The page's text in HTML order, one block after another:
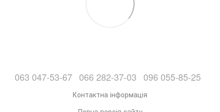
063 047-53-67 066 282-37-03 096 055-85-25
Контактна інформація